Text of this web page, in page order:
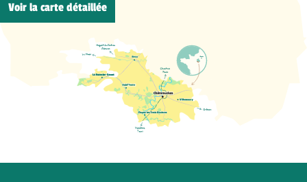
Voir la carte détaillée